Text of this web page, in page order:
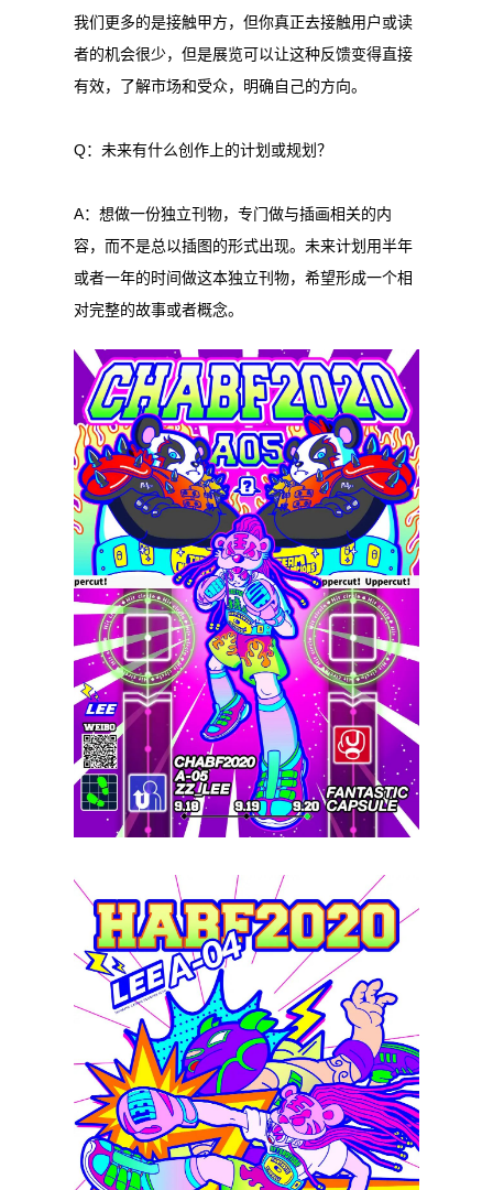
我们更多的是接触甲方，但你真正去接触用户或读
者的机会很少，但是展览可以让这种反馈变得直接
有效，了解市场和受众，明确自己的方向。
Q：未来有什么创作上的计划或规划？
A：想做一份独立刊物，专门做与插画相关的内
容，而不是总以插图的形式出现。未来计划用半年
或者一年的时间做这本独立刊物，希望形成一个相
对完整的故事或者概念。